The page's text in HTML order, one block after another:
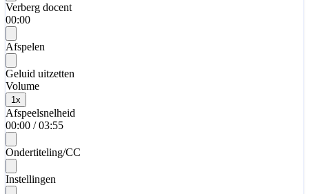
Verberg docent
00:00
Afspelen
Geluid uitzetten
Volume
1 x
Afspeelsnelheid
00:00 / 03:55
Ondertiteling/CC
Instellingen